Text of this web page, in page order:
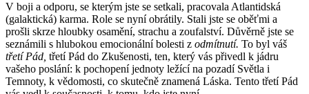
V boji a odporu, se kterým jste se setkali, pracovala Atlantidská
(galaktická) karma. Role se nyní obrátily. Stali jste se oběťmi a
prošli skrze hloubky osamění, strachu a zoufalství. Důvěrně jste se
seznámili s hlubokou emocionální bolesti z odmítnutí. To byl váš
třetí Pád, třetí Pád do Zkušenosti, ten, který vás přivedl k jádru
vašeho poslání: k pochopení jednoty ležící na pozadí Světla i
Temnoty, k vědomosti, co skutečně znamená Láska. Tento třetí Pád